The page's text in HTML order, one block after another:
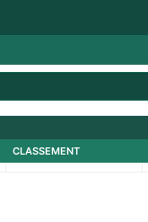
CLASSEMENT